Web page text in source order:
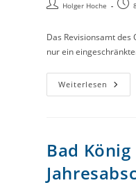
Holger Hoche
Das Revisionsamt
nur ein
Weiterlesen
Bad